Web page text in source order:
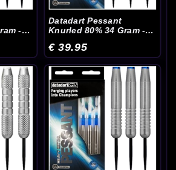
-
Datadart Pessant
Knurled 80% 34 Gram -
€ 39.95